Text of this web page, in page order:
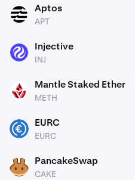
APT Aptos
APT
INJ Injective
INJ
METH Mantle Staked Ether
METH
EURC EURC
EURC
CAKE PancakeSwap
CAKE